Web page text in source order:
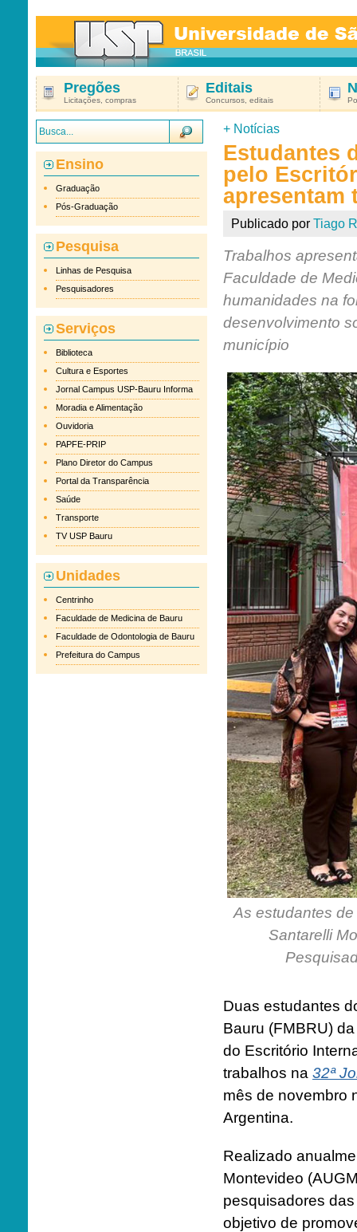
Pregões
Licitações, compras
Editais
Concursos, editais
Ensino
Graduação
Pós-Graduação
Pesquisa
Linhas de Pesquisa
Pesquisadores
Serviços
Biblioteca
Cultura e Esportes
Jornal Campus USP-Bauru Informa
Moradia e Alimentação
Ouvidoria
PAPFE-PRIP
Plano Diretor do Campus
Portal da Transparência
Saúde
Transporte
TV USP Bauru
Unidades
Centrinho
Faculdade de Medicina de Bauru
Faculdade de Odontologia de Bauru
Prefeitura do Campus
+ Notícias
Estudantes
pelo
apresentam
Publicado por Tiago
Trabalhos
Faculdade de
humanidades na
desenvolvimento
município
As estudantes
Santarelli
Duas estudantes
Bauru (FMBRU)
do Escritório
trabalhos na 32ª
mês de novembro
Argentina.
Realizado
Montevideo
pesquisadores
objetivo de